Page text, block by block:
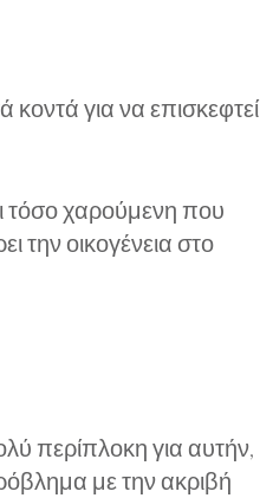
κοντά για να επισκεφτεί
τόσο χαρούμενη που
την οικογένεια στο
περίπλοκη για αυτήν,
με την ακριβή